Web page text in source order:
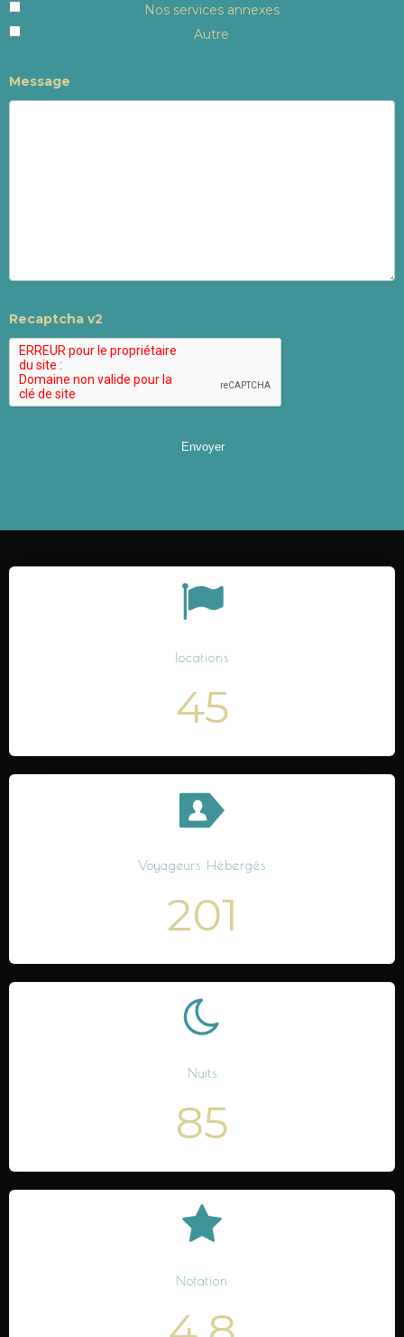
Nos services annexes
Autre
Message
Recaptcha v2
locations
45
Voyageurs Hébergés
201
Nuits
85
Notation